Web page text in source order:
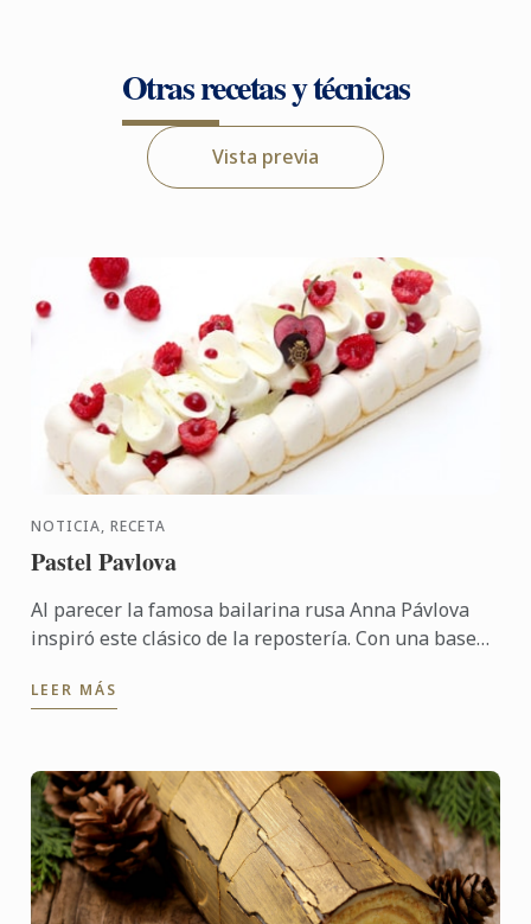
Otras recetas y técnicas
Vista previa
NOTICIA, RECETA
Pastel Pavlova
Al parecer la famosa bailarina rusa Anna Pávlova
inspiró este clásico de la repostería. Con una base
...
LEER MÁS